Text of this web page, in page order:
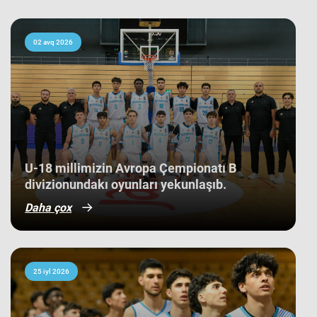
kollektivdən biri olan millimiz,
çempionatı 11-ci pillədə başa vurub.
Bu nəticə Azərbaycan basketbol
tarixində bir ilk kimi də statistikaya
düşüb. İlk baxışda yarışın tam
mərkəzində qərarlaşmaq adi bir
nəticə kimi görünsə də,
komandamızın yer aldığı qrupun
ağırlığı və rəqiblərin səviyyəsi bu
nəticənin adi bir nəticə olmadığını
göstərir. Bunu qrup mərhələsində
qarşılaşdığımız komandaların
çempionatın sonundakı yekun
mövqeləri də aydın sübut edir. Belə ki,
qrupdakı ən güclü rəqibimiz olan
İsveç millisi çempionatın bürünc
5-cisi olub. Şimali Makedoniya
yığması isə ilk onluqda qərarlaşaraq
çempionatı 9-cu sırada bitirib.
Millimiz çempionat boyu göstərdiyi
əzmkar oyun sayəsində ümumi
sıralamada düz 10 ölkəni geridə
02 avq 2026
U-18 millimizin Avropa Çempionatı B
divizionundakı oyunları yekunlaşıb.
Daha çox
25 iyl 2026